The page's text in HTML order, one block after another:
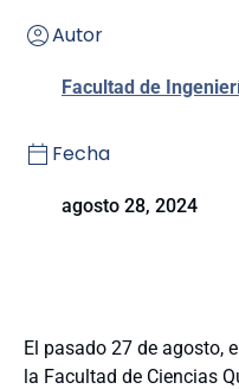
Autor
Facultad de
Fecha
agosto 28, 2024
El pasado 27 de agosto,
la Facultad de Ciencias